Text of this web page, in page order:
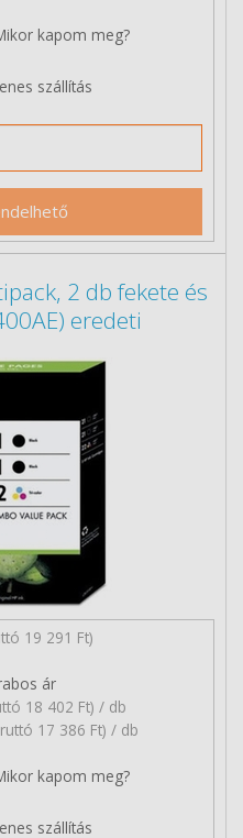
kapom meg?
szállítás
2 db fekete és
eredeti
19 291 Ft)
ár
18 402 Ft) / db
17 386 Ft) / db
kapom meg?
szállítás